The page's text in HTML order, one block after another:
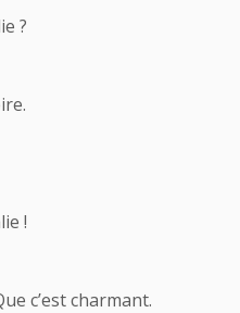
?
!
c’est charmant.